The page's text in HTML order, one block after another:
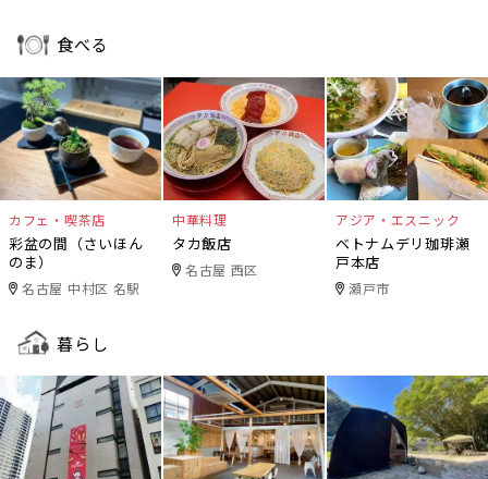
食べる
カフェ・喫茶店
彩盆の間（さいほん
のま）
名古屋 中村区 名駅
中華料理
タカ飯店
名古屋 西区
アジア・エスニック
ベトナムデリ珈琲瀬
戸本店
瀬戸市
暮らし